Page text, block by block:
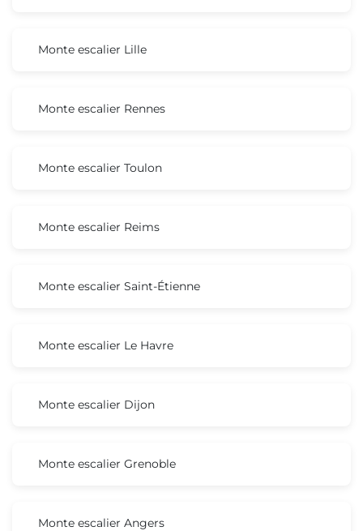
Monte escalier Lille
Monte escalier Rennes
Monte escalier Toulon
Monte escalier Reims
Monte escalier Saint-Étienne
Monte escalier Le Havre
Monte escalier Dijon
Monte escalier Grenoble
Monte escalier Angers